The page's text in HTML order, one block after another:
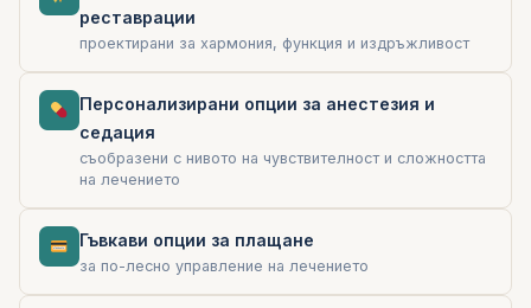
реставрации
проектирани за хармония, функция и издръжливост
Персонализирани опции за анестезия и
седация
съобразени с нивото на чувствителност и сложността
на лечението
Гъвкави опции за плащане
за по-лесно управление на лечението